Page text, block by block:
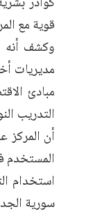
قوية مع
وكشف أنه
مديريات
مبادئ
التدريب
أن المركز
المستخدم
استخدام
سورية